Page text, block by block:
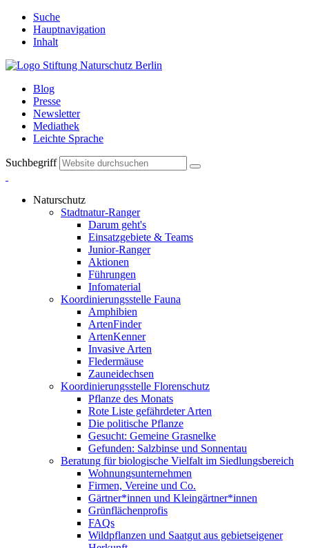
Suche
Hauptnavigation
Inhalt
Blog
Presse
Newsletter
Mediathek
Leichte Sprache
Suchbegriff
Naturschutz
Stadtnatur-Ranger
Darum geht's
Einsatzgebiete & Teams
Junior-Ranger
Aktionen
Führungen
Infomaterial
Koordinierungsstelle Fauna
Amphibien
ArtenFinder
ArtenKenner
Invasive Arten
Fledermäuse
Zauneidechsen
Koordinierungsstelle Florenschutz
Pflanze des Monats
Rote Liste gefährdeter Arten
Die politische Pflanze
Gesucht: Gemeine Grasnelke
Gefunden: Salzbinse und Sonnentau
Beratung für biologische Vielfalt im Siedlungsbereich
Wohnungsunternehmen
Firmen, Vereine und Co.
Gärtner*innen und Kleingärtner*innen
Grünflächenprofis
FAQs
Wildpflanzen und Saatgut aus gebietseigener